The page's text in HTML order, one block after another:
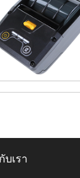
บเรา